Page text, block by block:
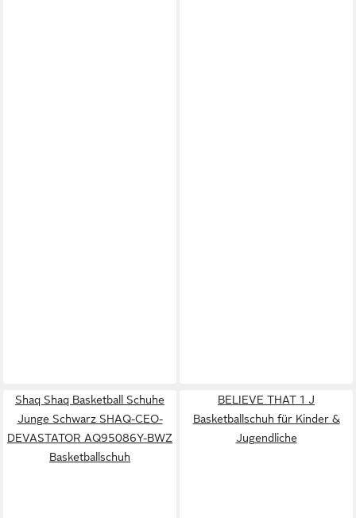
Shaq Shaq Basketball Schuhe
Junge Schwarz SHAQ-CEO-
DEVASTATOR AQ95086Y-BWZ
Basketballschuh
BELIEVE THAT 1 J
Basketballschuh für Kinder &
Jugendliche